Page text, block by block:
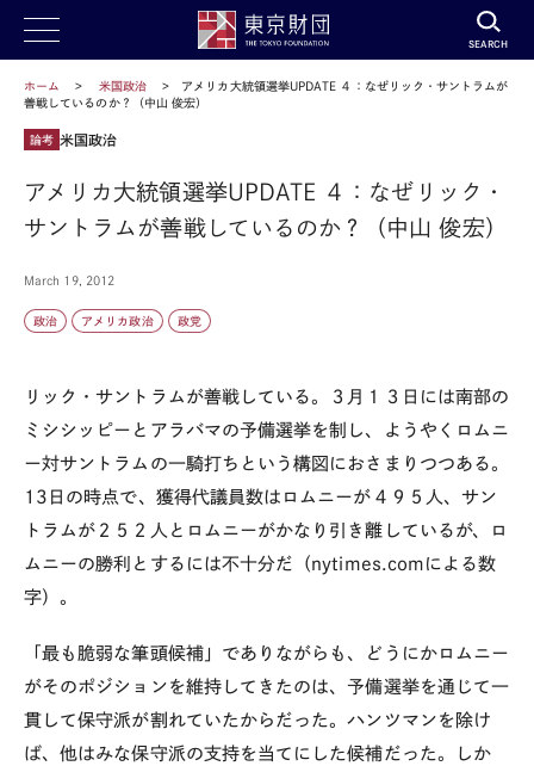
SEARCH
ホーム 米国政治
アメリカ大統領選挙UPDATE ４：なぜリック・サントラムが
善戦しているのか？（中山 俊宏）
論考 米国政治
アメリカ大統領選挙UPDATE ４：なぜリック・
サントラムが善戦しているのか？（中山 俊宏）
March 19, 2012
政治 アメリカ政治 政党
リック・サントラムが善戦している。３月１３日には南部の
ミシシッピーとアラバマの予備選挙を制し、ようやくロムニ
ー対サントラムの一騎打ちという構図におさまりつつある。
13日の時点で、獲得代議員数はロムニーが４９５人、サン
トラムが２５２人とロムニーがかなり引き離しているが、ロ
ムニーの勝利とするには不十分だ（nytimes.comによる数
字）。
「最も脆弱な筆頭候補」でありながらも、どうにかロムニー
がそのポジションを維持してきたのは、予備選挙を通じて一
貫して保守派が割れていたからだった。ハンツマンを除け
ば、他はみな保守派の支持を当てにした候補だった。しか